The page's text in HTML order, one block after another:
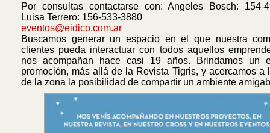
Por consultas contactarse con: Angeles Bosch: 154-
Luisa Terrero: 156-533-3880
eventos@eidico.com.ar
Buscamos generar un espacio en el que nuestra
clientes pueda interactuar con todos aquellos
nos acompañan hace casi 19 años. Brindamos un
promoción, más allá de la Revista Tigris, y acercamos a
de la zona la posibilidad de compartir un ambiente